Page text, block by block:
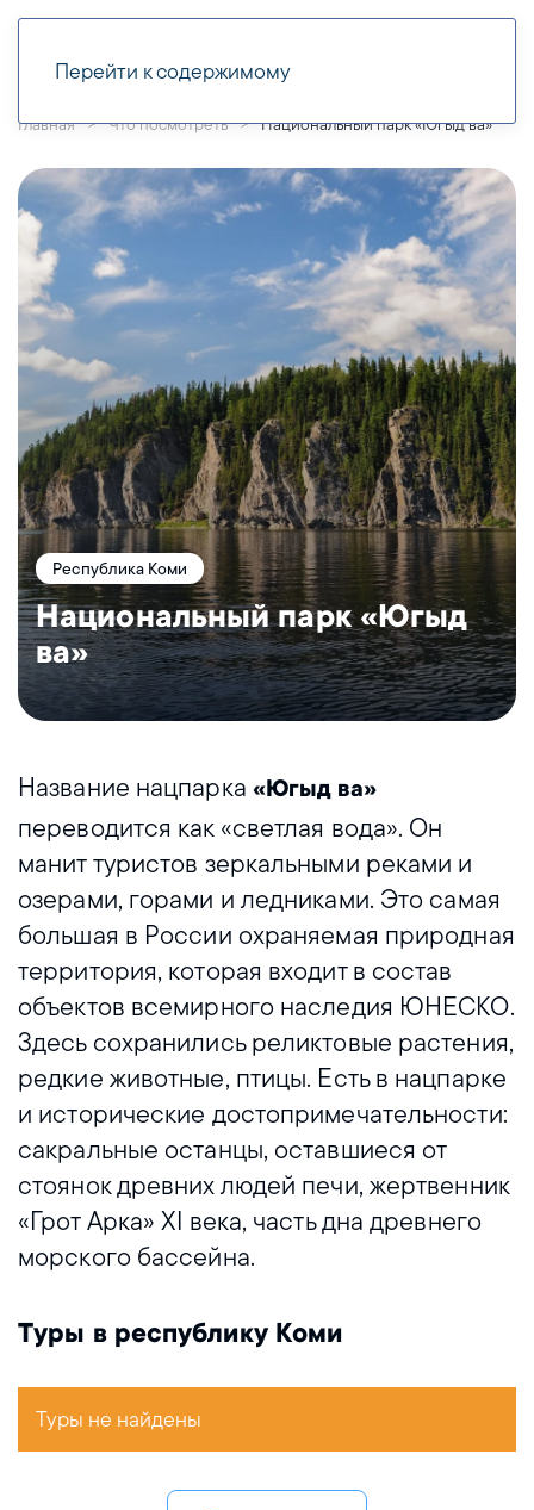
Перейти к содержимому
Главная Что посмотреть Национальный парк «Югыд ва»
Республика Коми
Национальный парк «Югыд
ва»
Название нацпарка «Югыд ва»
переводится как «светлая вода». Он
манит туристов зеркальными реками и
озерами, горами и ледниками. Это самая
большая в России охраняемая природная
территория, которая входит в состав
объектов всемирного наследия ЮНЕСКО.
Здесь сохранились реликтовые растения,
редкие животные, птицы. Есть в нацпарке
и исторические достопримечательности:
сакральные останцы, оставшиеся от
стоянок древних людей печи, жертвенник
«Грот Арка» XI века, часть дна древнего
морского бассейна.
Туры в республику Коми
Туры не найдены